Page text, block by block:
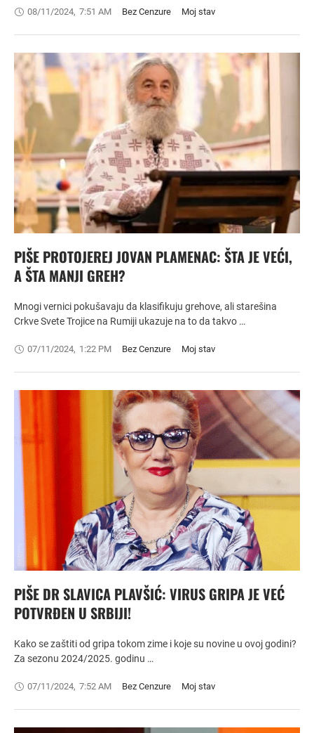
08/11/2024, 7:51 AM Bez Cenzure Moj stav
PIŠE PROTOJEREJ JOVAN PLAMENAC: ŠTA JE VEĆI,
A ŠTA MANJI GREH?
Mnogi vernici pokušavaju da klasifikuju grehove, ali starešina
Crkve Svete Trojice na Rumiji ukazuje na to da takvo …
07/11/2024, 1:22 PM Bez Cenzure Moj stav
PIŠE DR SLAVICA PLAVŠIĆ: VIRUS GRIPA JE VEĆ
POTVRĐEN U SRBIJI!
Kako se zaštiti od gripa tokom zime i koje su novine u ovoj godini?
Za sezonu 2024/2025. godinu …
07/11/2024, 7:52 AM Bez Cenzure Moj stav